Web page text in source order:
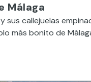
Málaga
sus callejuelas
más bonito de
árabe.